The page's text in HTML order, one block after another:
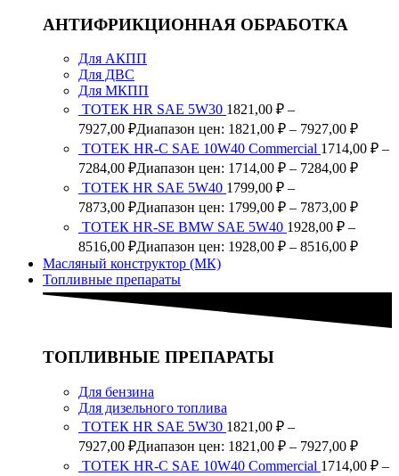
АНТИФРИКЦИОННАЯ ОБРАБОТКА
Для АКПП
Для ДВС
Для МКПП
ТОТЕК HR SAE 5W30 1821,00 ₽ –
7927,00 ₽Диапазон цен: 1821,00 ₽ – 7927,00 ₽
TOTEK HR-C SAE 10W40 Commercial 1714,00 ₽ –
7284,00 ₽Диапазон цен: 1714,00 ₽ – 7284,00 ₽
ТОТЕК HR SAE 5W40 1799,00 ₽ –
7873,00 ₽Диапазон цен: 1799,00 ₽ – 7873,00 ₽
ТОТЕК HR-SE BMW SAE 5W40 1928,00 ₽ –
8516,00 ₽Диапазон цен: 1928,00 ₽ – 8516,00 ₽
Масляный конструктор (МК)
Топливные препараты
ТОПЛИВНЫЕ ПРЕПАРАТЫ
Для бензина
Для дизельного топлива
ТОТЕК HR SAE 5W30 1821,00 ₽ –
7927,00 ₽Диапазон цен: 1821,00 ₽ – 7927,00 ₽
TOTEK HR-C SAE 10W40 Commercial 1714,00 ₽ –